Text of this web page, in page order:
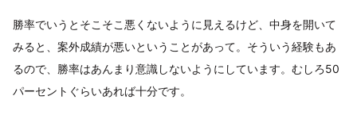
勝率でいうとそこそこ悪くないように見えるけど、中身を開いて
みると、案外成績が悪いということがあって。そういう経験もあ
るので、勝率はあんまり意識しないようにしています。むしろ50
パーセントぐらいあれば十分です。